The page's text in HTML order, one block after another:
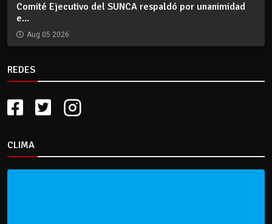
Comité Ejecutivo del SUNCA respaldó por unanimidad
e...
Aug 05 2026
REDES
CLIMA